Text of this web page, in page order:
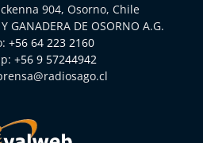
904, Osorno, Chile
GANADERA DE OSORNO A.G.
+56 64 223 2160
+56 9 57244942